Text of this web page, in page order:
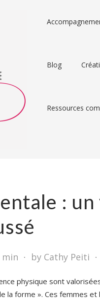
Blog
Ressources
:
min ⋅ by Cathy Peiti ⋅
physique sont
la forme ». Ces femmes